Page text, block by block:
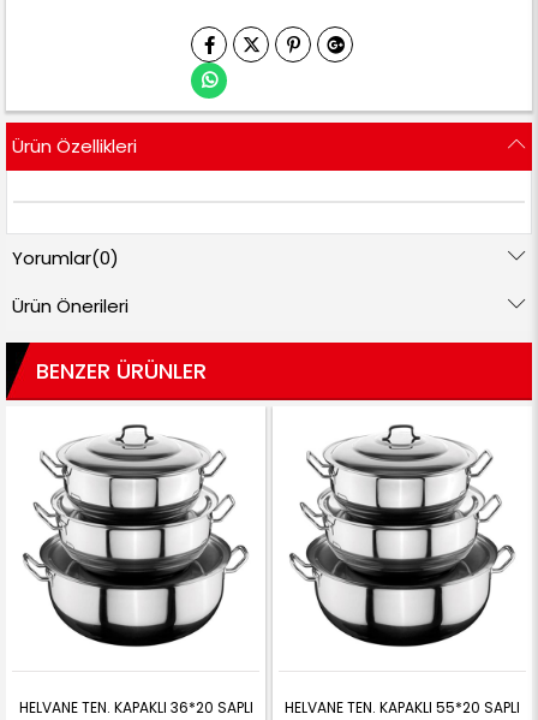
Ürün Özellikleri
Yorumlar(0)
Ürün Önerileri
BENZER ÜRÜNLER
HELVANE TEN. KAPAKLI 36*20 SAPLI HELVANE TEN. KAPAKLI 55*20 SAPLI